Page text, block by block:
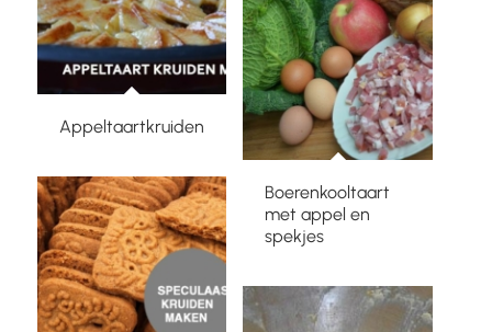
Appeltaartkruiden
Boerenkooltaart
met appel en
spekjes